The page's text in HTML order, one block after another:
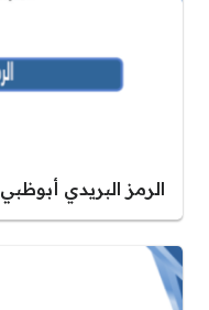
الرمز البريدي أبوظبي Abu Dhabi Postal Code